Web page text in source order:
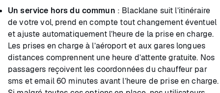
Un service hors du commun : Blacklane suit l’itinéraire
de votre vol, prend en compte tout changement éventuel
et ajuste automatiquement l’heure de la prise en charge.
Les prises en charge à l’aéroport et aux gares longues
distances comprennent une heure d’attente gratuite. Nos
passagers reçoivent les coordonnées du chauffeur par
sms et email 60 minutes avant l’heure de prise en charge.